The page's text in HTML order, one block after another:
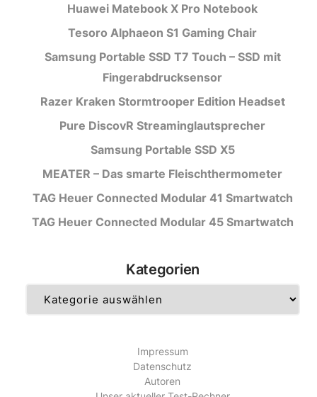
Huawei Matebook X Pro Notebook
Tesoro Alphaeon S1 Gaming Chair
Samsung Portable SSD T7 Touch – SSD mit
Fingerabdrucksensor
Razer Kraken Stormtrooper Edition Headset
Pure DiscovR Streaminglautsprecher
Samsung Portable SSD X5
MEATER – Das smarte Fleischthermometer
TAG Heuer Connected Modular 41 Smartwatch
TAG Heuer Connected Modular 45 Smartwatch
Kategorien
Impressum
Datenschutz
Autoren